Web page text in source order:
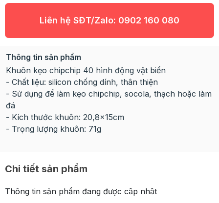
Liên hệ SĐT/Zalo: 0902 160 080
Thông tin sản phẩm
Khuôn kẹo chipchip 40 hình động vật biển
- Chất liệu: silicon chống dính, thân thiện
- Sử dụng để làm kẹo chipchip, socola, thạch hoặc làm
đá
- Kích thước khuôn: 20,8x15cm
- Trọng lượng khuôn: 71g
Chi tiết sản phẩm
Thông tin sản phẩm đang được cập nhật